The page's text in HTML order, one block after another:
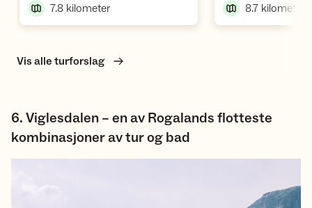
7.8 kilometer
8.7 kilometer
Vis alle turforslag
6. Viglesdalen – en av Rogalands flotteste
kombinasjoner av tur og bad